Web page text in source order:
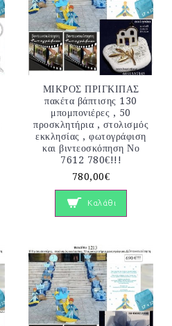
ΜΙΚΡΟΣ ΠΡΙΓΚΙΠΑΣ
πακέτα βάπτισης 130
μπομπονιέρες , 50
προσκλητήρια , στολισμός
εκκλησίας , φωτογράφιση
και βιντεοσκόπηση Νο
7612 780€!!!
780,00€
Καλάθι